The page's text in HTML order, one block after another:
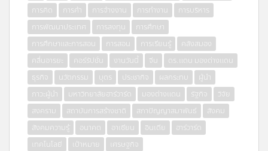
การคิด
การค้า การจ้างงาน การทำงาน
การบริหาร
การพัฒนาประเทศ
การลงทุน
การศึกษา
การศึกษาและการสอน
การสอน การเรียนรู้
คลังสมอง
คลื่นอารยะ
คอร์รัปชั่น งานวันนี้ จีน
ดร.แดน มองต่างแดน
ธุรกิจ
นวัตกรรม บุตร ประชากิจ ผลกระทบ
ผู้นำ
ภาวะผู้นำ
มหาวิทยาลัยฮาร์วาร์ด มองต่างแดน รัฐกิจ
วิจัย
สงคราม
สถาบันการสร้างชาติ สภาปัญญาสมาพันธ์
สังคม
สังคมความรู้
อนาคต อาเซียน อินเดีย
ฮาร์วาร์ด
เทคโนโลยี
เป้าหมาย เศรษฐกิจ